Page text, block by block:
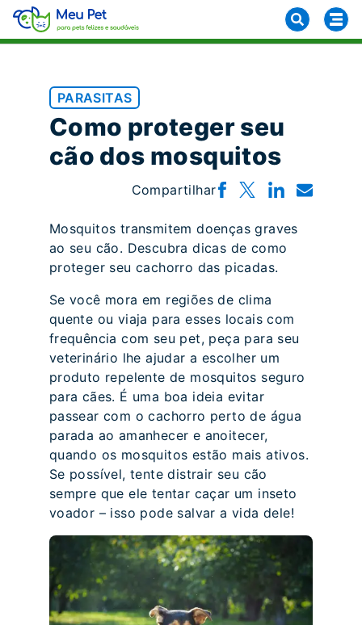
PARASITAS
Como proteger seu
cão dos mosquitos
Compartilhar
Mosquitos transmitem doenças graves
ao seu cão. Descubra dicas de como
proteger seu cachorro das picadas.
Se você mora em regiões de clima
quente ou viaja para esses locais com
frequência com seu pet, peça para seu
veterinário lhe ajudar a escolher um
produto repelente de mosquitos seguro
para cães. É uma boa ideia evitar
passear com o cachorro perto de água
parada ao amanhecer e anoitecer,
quando os mosquitos estão mais ativos.
Se possível, tente distrair seu cão
sempre que ele tentar caçar um inseto
voador – isso pode salvar a vida dele!